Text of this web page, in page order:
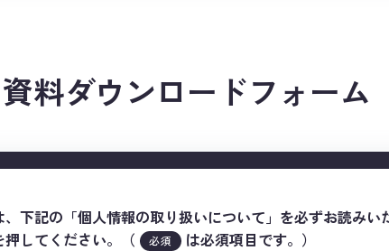
資料ダウンロードフォーム
下記の「個人情報の取り扱いについて」を必ずお読みい
してください。（
必須 は必須項目です。）